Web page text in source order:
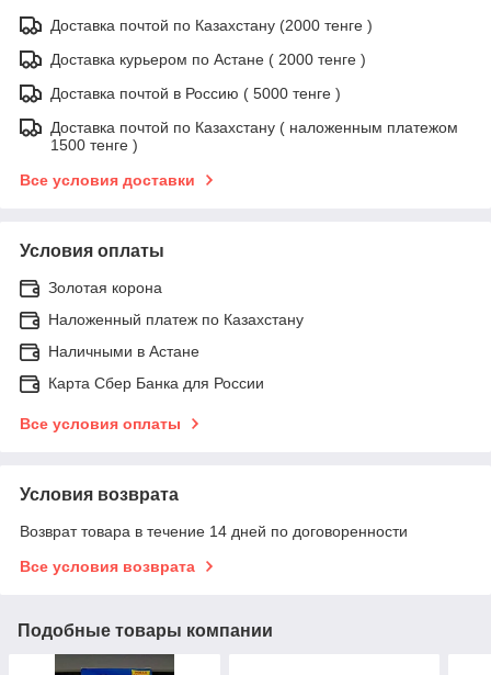
Доставка почтой по Казахстану (2000 тенге )
Доставка курьером по Астане ( 2000 тенге )
Доставка почтой в Россию ( 5000 тенге )
Доставка почтой по Казахстану ( наложенным платежом
1500 тенге )
Все условия доставки
Условия оплаты
Золотая корона
Наложенный платеж по Казахстану
Наличными в Астане
Карта Сбер Банка для России
Все условия оплаты
Условия возврата
Возврат товара в течение 14 дней по договоренности
Все условия возврата
Подобные товары компании